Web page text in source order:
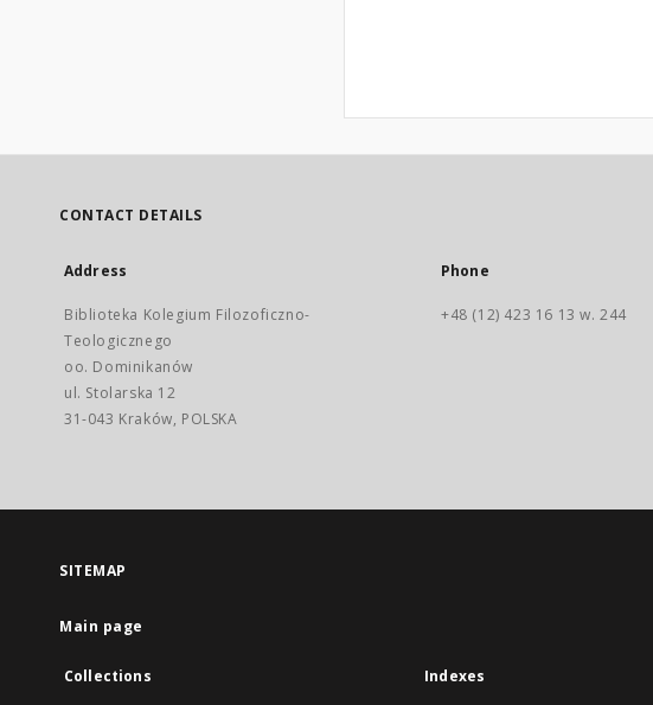
CONTACT DETAILS
Address
Biblioteka Kolegium Filozoficzno-
Teologicznego
oo. Dominikanów
ul. Stolarska 12
31-043 Kraków, POLSKA
Phone
+48 (12) 423 16 13 w. 244
SITEMAP
Main page
Collections Indexes